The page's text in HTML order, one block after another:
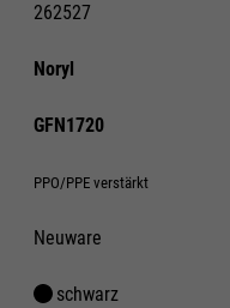
262527
Noryl
GFN1720
PPO/PPE verstärkt
Neuware
schwarz